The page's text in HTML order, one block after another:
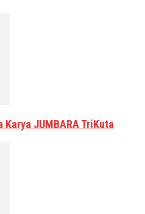
JUMBARA TriKuta